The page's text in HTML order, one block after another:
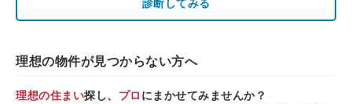
診断してみる
理想の物件が見つからない方へ
理想の住まい探し、 プロ にまかせてみませんか？